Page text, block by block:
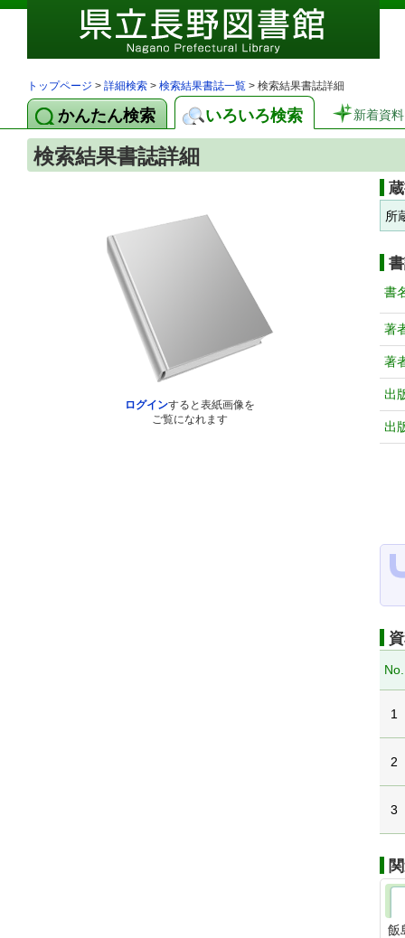
トップページ > 詳細検索 > 検索結果書誌一覧 > 検索結果書誌詳細
かんたん検索 いろいろ検索 新着資料
検索結果書誌詳細
ログインすると表紙画像を
ご覧になれます
所
書
著
著
出
出
No.
1
2
3
飯